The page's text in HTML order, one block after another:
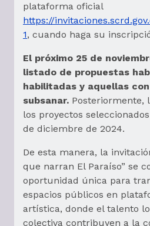
plataforma oficial
https://
1, cuando haga su
El próximo 25 de
listado de propuestas
habilitadas y aquellas
subsanar. Posteriormente,
los proyectos
de diciembre de 2024.
De esta manera, la
que narran El Paraíso” se
oportunidad única para
espacios públicos en
artística, donde el talento
colectiva contribuyen a la